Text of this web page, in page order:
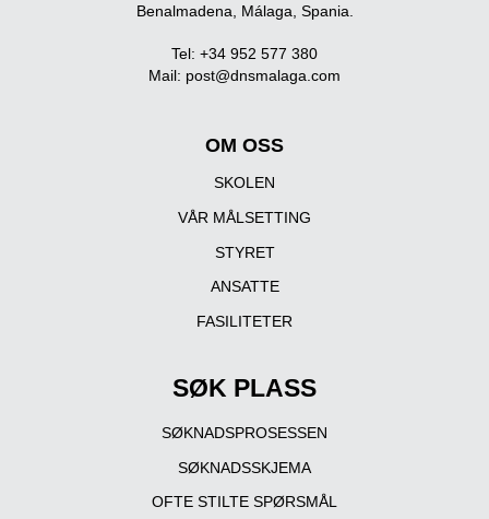
Benalmadena, Málaga, Spania.
Tel: +34 952 577 380
Mail: post@dnsmalaga.com
OM OSS
SKOLEN
VÅR MÅLSETTING
STYRET
ANSATTE
FASILITETER
SØK PLASS
SØKNADSPROSESSEN
SØKNADSSKJEMA
OFTE STILTE SPØRSMÅL